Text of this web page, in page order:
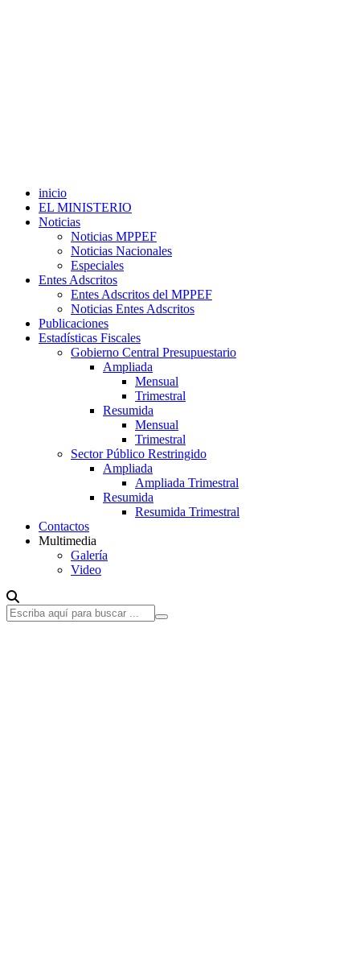
inicio
EL MINISTERIO
Noticias
Noticias MPPEF
Noticias Nacionales
Especiales
Entes Adscritos
Entes Adscritos del MPPEF
Noticias Entes Adscritos
Publicaciones
Estadísticas Fiscales
Gobierno Central Presupuestario
Ampliada
Mensual
Trimestral
Resumida
Mensual
Trimestral
Sector Público Restringido
Ampliada
Ampliada Trimestral
Resumida
Resumida Trimestral
Contactos
Multimedia
Galería
Video